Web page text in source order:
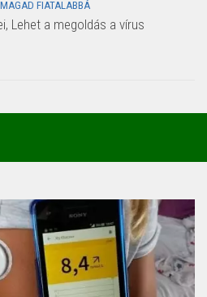
FIATALABBÁ
Lehet a megoldás a vírus